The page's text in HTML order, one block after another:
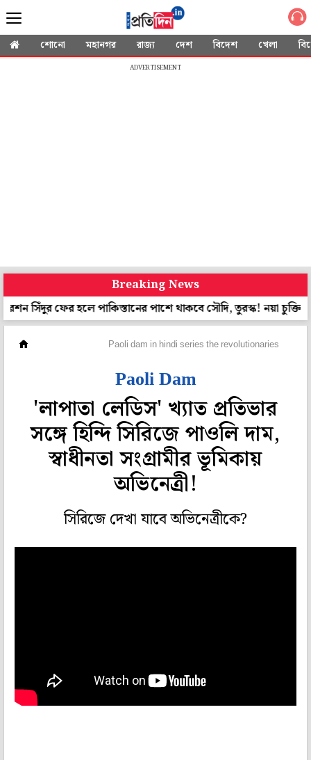
শোনো মহানগর রাজ্য দেশ বিদেশ খেলা
ADVERTISEMENT
Breaking News
ফের হলে পাকিস্তানের পাশে থাকবে সৌদি, তুরস্ক! নয়া চুক্তি ঘিরে
Paoli dam in hindi series the revolutionaries
Paoli Dam
'লাপাতা লেডিস' খ্যাত প্রতিভার
সঙ্গে হিন্দি সিরিজে পাওলি দাম,
স্বাধীনতা সংগ্রামীর ভূমিকায়
অভিনেত্রী!
সিরিজে দেখা যাবে অভিনেত্রীকে?